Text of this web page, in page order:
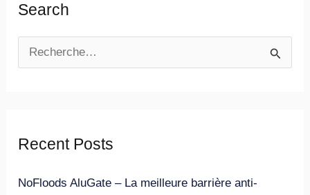
Search
eRecent Posts
NoFloods AluGate – La meilleure barrière anti-